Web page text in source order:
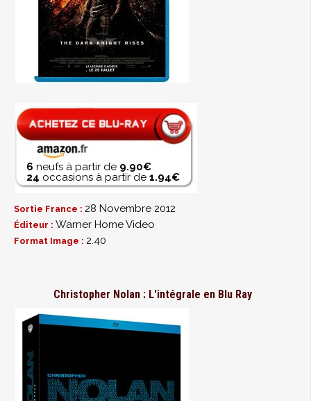
6 neufs à partir de 9.90€
24 occasions à partir de 1.94€
Sortie France : 28 Novembre 2012
Éditeur : Warner Home Video
Format Image : 2.40
Christopher Nolan : L'intégrale en Blu Ray